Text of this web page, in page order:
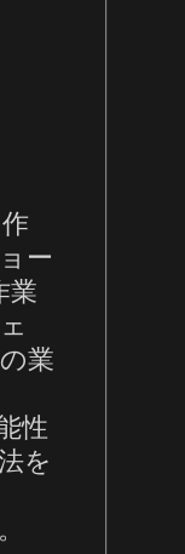
ー
業
業
性
を